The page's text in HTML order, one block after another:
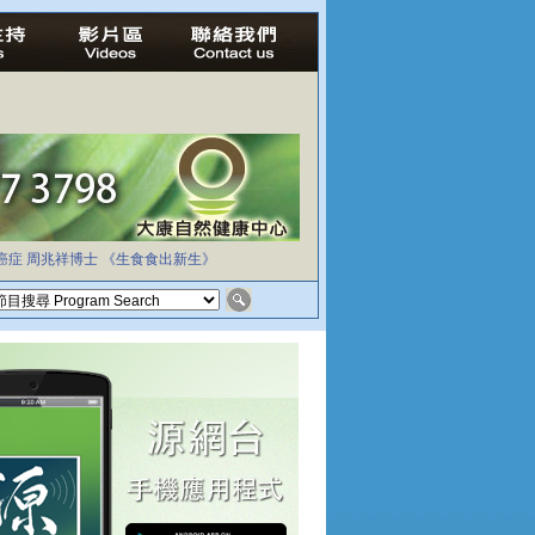
症 周兆祥博士 《生食食出新生》